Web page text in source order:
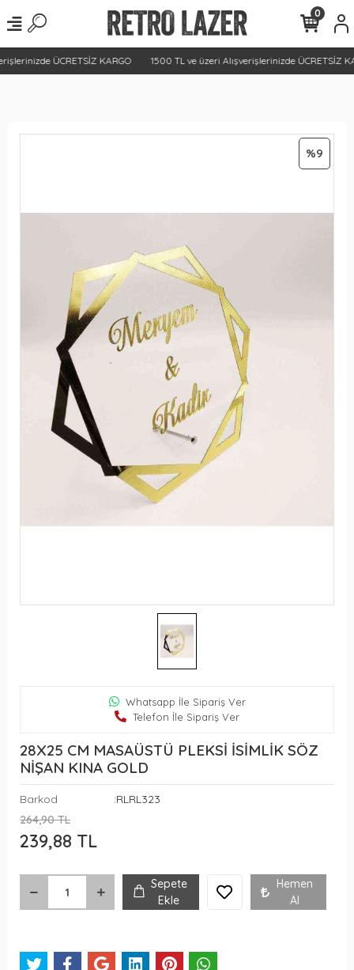
ÜCRETSİZ KARGO 1500 TL ve üzeri Alışverişlerinizde ÜCRETSİZ
0
%9
Whatsapp İle Sipariş Ver
Telefon İle Sipariş Ver
28X25 CM MASAÜSTÜ PLEKSİ İSİMLİK SÖZ
NİŞAN KINA GOLD
Barkod
:RLRL323
264,90 TL
239,88 TL
Sepete
Ekle
Hemen
Al